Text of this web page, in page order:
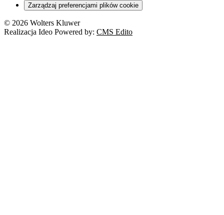
Zarządzaj preferencjami plików cookie
© 2026 Wolters Kluwer
Realizacja Ideo Powered by: CMS Edito